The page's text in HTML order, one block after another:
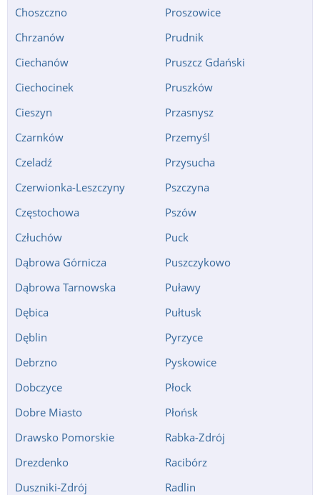
Choszczno
Chrzanów
Ciechanów
Ciechocinek
Cieszyn
Czarnków
Czeladź
Czerwionka-Leszczyny
Częstochowa
Człuchów
Dąbrowa Górnicza
Dąbrowa Tarnowska
Dębica
Dęblin
Debrzno
Dobczyce
Dobre Miasto
Drawsko Pomorskie
Drezdenko
Duszniki-Zdrój
Proszowice
Prudnik
Pruszcz Gdański
Pruszków
Przasnysz
Przemyśl
Przysucha
Pszczyna
Pszów
Puck
Puszczykowo
Puławy
Pułtusk
Pyrzyce
Pyskowice
Płock
Płońsk
Rabka-Zdrój
Racibórz
Radlin